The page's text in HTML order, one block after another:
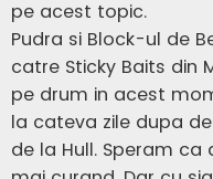
pe acest topic.
Pudra si Block-ul de
catre Sticky Baits din
pe drum in acest
la cateva zile dupa
de la Hull. Speram